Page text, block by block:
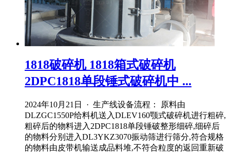
1818破碎机 1818箱式破碎机
2DPC1818单段锤式破碎机中 ...
2024年10月21日 · 生产线设备流程： 原料由
DLZGC1550P给料机送入DLEV160颚式破碎机进行粗碎,
粗碎后的物料进入2DPC1818单段锤破整形细碎,细碎后
的物料分别进入DL3YKZ3070振动筛进行筛分,符合规格
的物料由皮带机输送成品料堆,不符合粒度的返回重新破